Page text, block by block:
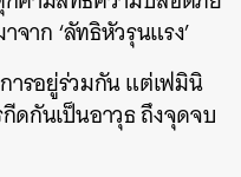
าก ‘ลัทธิหัวรุนแรง’
ารอยู่ร่วมกัน แต่เฟมินิ
ดกันเป็นอาวุธ ถึงจุดจบ
LINE EMAIL